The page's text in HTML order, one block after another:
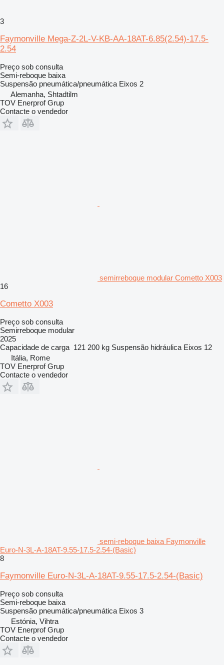
3
Faymonville Mega-Z-2L-V-KB-AA-18AT-6.85(2.54)-17.5-
2.54
Preço sob consulta
Semi-reboque baixa
Suspensão pneumática/pneumática Eixos 2
Alemanha, Shtadtilm
TOV Enerprof Grup
Contacte o vendedor
semirreboque modular Cometto X003
16
Cometto X003
Preço sob consulta
Semirreboque modular
2025
Capacidade de carga 121 200 kg Suspensão hidráulica Eixos 12
Itália, Rome
TOV Enerprof Grup
Contacte o vendedor
semi-reboque baixa Faymonville
Euro-N-3L-A-18AT-9.55-17.5-2.54-(Basic)
8
Faymonville Euro-N-3L-A-18AT-9.55-17.5-2.54-(Basic)
Preço sob consulta
Semi-reboque baixa
Suspensão pneumática/pneumática Eixos 3
Estónia, Vihtra
TOV Enerprof Grup
Contacte o vendedor